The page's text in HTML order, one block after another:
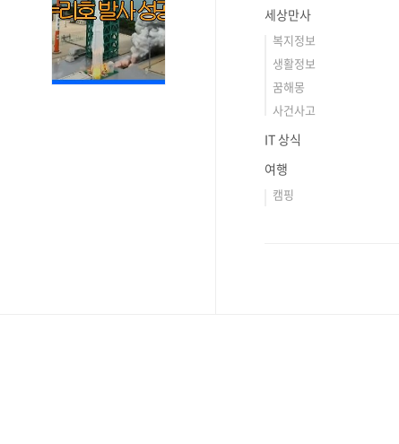
세상만사
복지정보
생활정보
꿈해몽
사건사고
IT 상식
여행
캠핑